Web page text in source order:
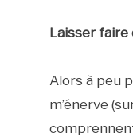
Laisser faire
Alors à peu
m’énerve